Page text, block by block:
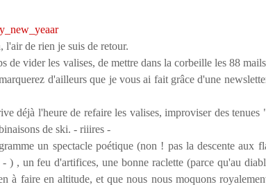
l'air de rien je suis de retour.
de vider les valises, de mettre dans la corbeille les 88
d'ailleurs que je vous ai fait grâce d'une
déjà l'heure de refaire les valises, improviser des
de ski. - riiires -
un spectacle poétique (non ! pas la descente aux
) , un feu d'artifices, une bonne raclette (parce qu'au
à faire en altitude, et que nous nous moquons